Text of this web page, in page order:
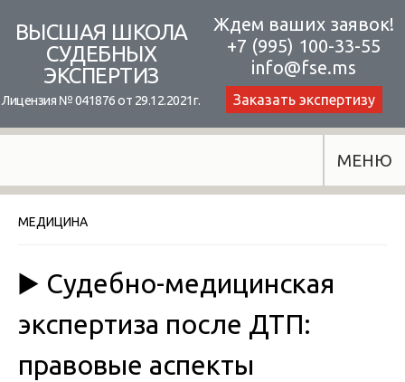
content
ВЫСШАЯ ШКОЛА
СУДЕБНЫХ
ЭКСПЕРТИЗ
Лицензия № 041876 от 29.12.2021г.
Ждем ваших заявок!
+7 (995) 100-33-55
info@fse.ms
Заказать экспертизу
МЕНЮ
МЕДИЦИНА
▶️ Судебно-медицинская
экспертиза после ДТП:
правовые аспекты